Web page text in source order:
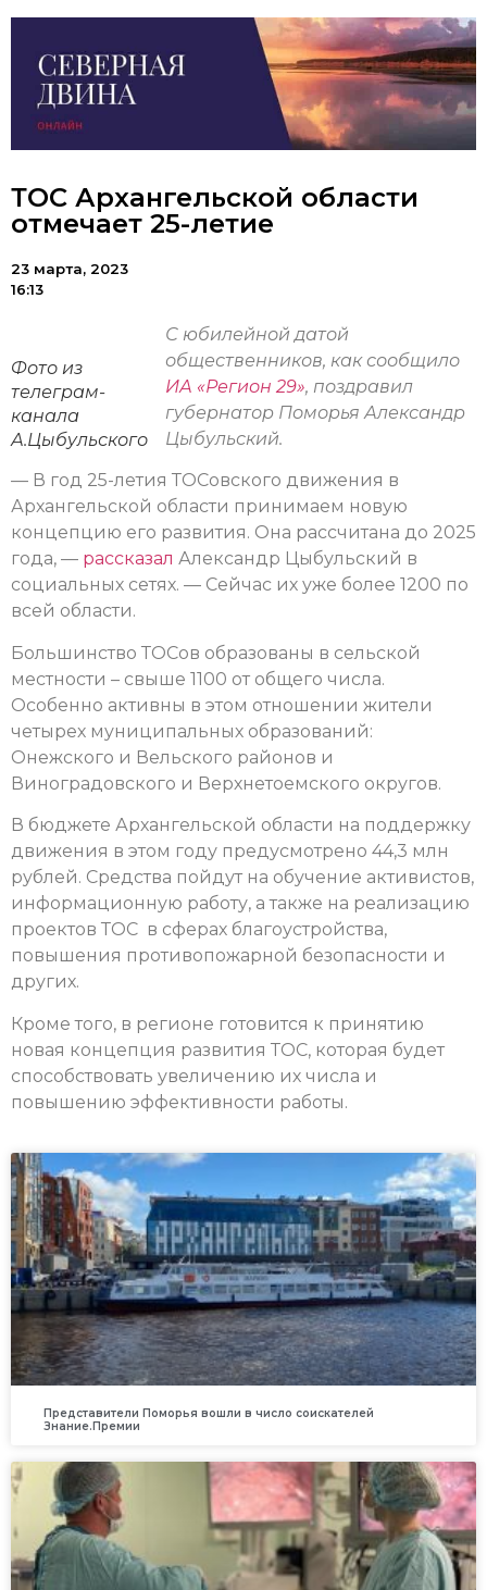
ТОС Архангельской области
отмечает 25-летие
23 марта, 2023
16:13
Фото из
телеграм-
канала
А.Цыбульского
С юбилейной датой
общественников, как сообщило
ИА «Регион 29», поздравил
губернатор Поморья Александр
Цыбульский.
— В год 25-летия ТОСовского движения в
Архангельской области принимаем новую
концепцию его развития. Она рассчитана до 2025
года, — рассказал Александр Цыбульский в
социальных сетях. — Сейчас их уже более 1200 по
всей области.
Большинство ТОСов образованы в сельской
местности – свыше 1100 от общего числа.
Особенно активны в этом отношении жители
четырех муниципальных образований:
Онежского и Вельского районов и
Виноградовского и Верхнетоемского округов.
В бюджете Архангельской области на поддержку
движения в этом году предусмотрено 44,3 млн
рублей. Средства пойдут на обучение активистов,
информационную работу, а также на реализацию
проектов ТОС в сферах благоустройства,
повышения противопожарной безопасности и
других.
Кроме того, в регионе готовится к принятию
новая концепция развития ТОС, которая будет
способствовать увеличению их числа и
повышению эффективности работы.
Представители Поморья вошли в число соискателей
Знание.Премии